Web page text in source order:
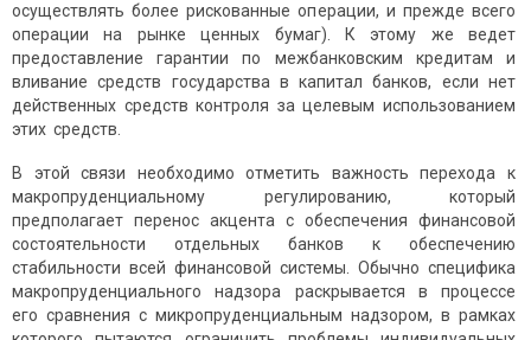
осуществлять более рискованные операции, и прежде всего
операции на рынке ценных бумаг). К этому же ведет
предоставление гарантии по межбанковским кредитам и
вливание средств государства в капитал банков, если нет
действенных средств контроля за целевым использованием
этих средств.
В этой связи необходимо отметить важность перехода к
макропруденциальному регулированию, который
предполагает перенос акцента с обеспечения финансовой
состоятельности отдельных банков к обеспечению
стабильности всей финансовой системы. Обычно специфика
макропруденциального надзора раскрывается в процессе
его сравнения с микропруденциальным надзором, в рамках